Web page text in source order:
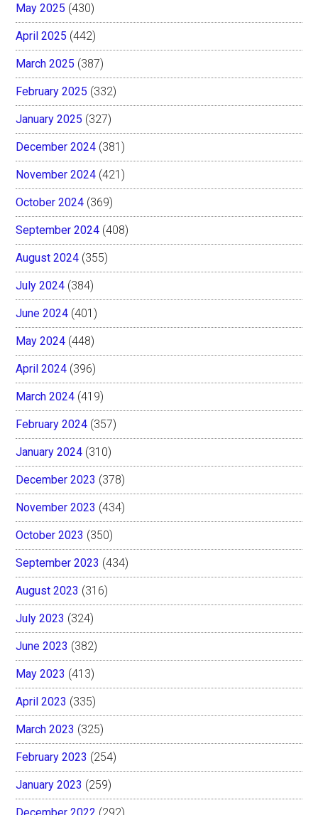
May 2025 (430)
April 2025 (442)
March 2025 (387)
February 2025 (332)
January 2025 (327)
December 2024 (381)
November 2024 (421)
October 2024 (369)
September 2024 (408)
August 2024 (355)
July 2024 (384)
June 2024 (401)
May 2024 (448)
April 2024 (396)
March 2024 (419)
February 2024 (357)
January 2024 (310)
December 2023 (378)
November 2023 (434)
October 2023 (350)
September 2023 (434)
August 2023 (316)
July 2023 (324)
June 2023 (382)
May 2023 (413)
April 2023 (335)
March 2023 (325)
February 2023 (254)
January 2023 (259)